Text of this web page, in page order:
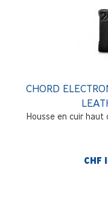
CHORD
Housse en cuir haut
CHF